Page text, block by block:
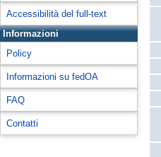
Accessibilità del full-text
Informazioni
Policy
Informazioni su fedOA
FAQ
Contatti